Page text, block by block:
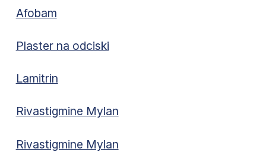
Afobam
Plaster na odciski
Lamitrin
Rivastigmine Mylan
Rivastigmine Mylan